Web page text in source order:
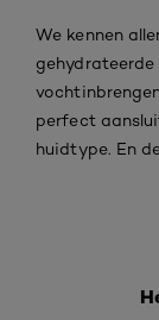
We kennen
perfect
huidtype. En